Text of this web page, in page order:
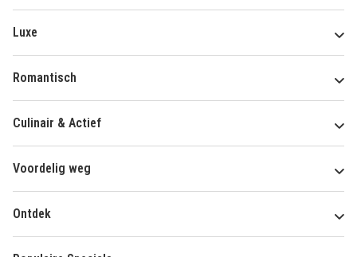
Luxe
Romantisch
Culinair & Actief
Voordelig weg
Ontdek